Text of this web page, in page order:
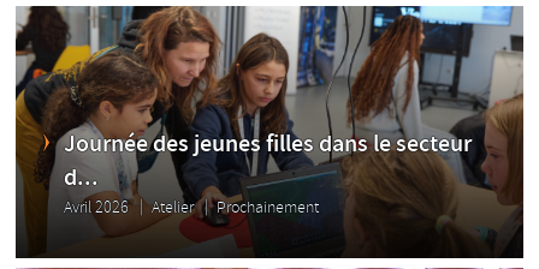
Journée des jeunes filles dans le secteur
d...
Avril 2026 Atelier Prochainement